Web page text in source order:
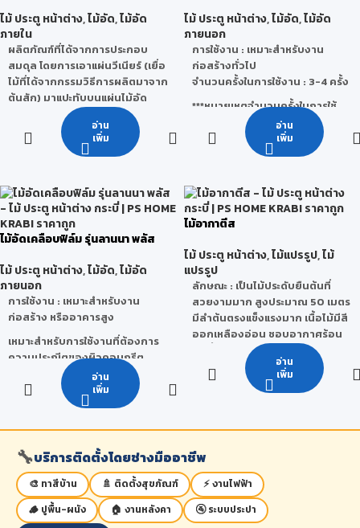
ทนทานต่อทุกสภาวะอากาศ
ป้องกันปลวก และแมลงกินไม้ทุก
ชนิด
ไม่มีส่วนผสมของแร่ใยหิน
ทำงานง่าย โดยสามารถใช้เครื่อง
มือไม้ทั่วไปในการทำงาน เช่น ตัด
เจาะ ขัดผิว ปาดมุม ฯลฯ
ประหยัดเวลา และค่าแรงก่อสร้าง
เป็นมิตรต่อสิ่งแวดล้อม เนื่องจาก
มลพิษทั้งระบบ
น้ำหนัก (กก./แผ่น) : 32 กก., 40
กก., 48 กก., 65 กก., 81 กก., 97
กก.
น้ำหนัก (กก./ตร.ม.) : 11.1 กก.,
13.9 กก., 16.7 กก., 22.6 กก.,
28.1 กก., 33.7 กก.
ขนาดพิเศษ : 122 x 244 cm. / 120
x 300 cm. หรือ ตามตกลงกับทาง
ขนาดพิเศษ (ความหนา) : 14
mm./15 mm./18 mm.
-มีลวดลายสีน้ำตาลที่สวยงาม
-ทนทานต่อการทะลุของไม้
- มีเส้นใยที่มีความต้านทานต่อแรง
ดึงสูง
ประโยชน์: ใช้ในการทำเฟอร์นิเจอร์
ทำไม้คิ้ว ไม้บัว วงกบประตู ทำบาน
ประตู ทำโต๊ะ เก้าอี้ รวมถึงยัง
สามารถนำมาทำเป็นงานตกแต่ง
ลักษณะการใช้งาน :
งานเฟอร์นิเจอร์ และงานตกแต่ง
คุณสมบัติ :มีผิวหน้าเรียบเหมาะกับ
การทำสี และปิดพื้นผิวต่างๆ
ไม้ ประตู หน้าต่าง,ไม้อัด,ไม้อัด
ภายใน
ผลิตภัณฑ์ที่ได้จากการประกอบ
สมดุล โดยการเอาแผ่นวีเนียร์ (เยื่อ
ไม้ที่ได้จากกรรมวิธีการผลิตมาจาก
ต้นสัก) มาแปะทับบนแผ่นไม้อัด
ลักษณะที่สำคัญคือ การจัดให้ไม้
บางแต่ละแผ่นมีแนวเสี้ยนขวางตั้ง
ฉากกัน เพื่อเพิ่มคุณสมบัติทาง
ที่สุด ด้วยคุณสมบัติพิเศษไม้อัดสัก
คือ ใช้กาว E2 ที่ปลอดภัยต่อ
สุขภาพ มาตรฐานยุโรป ไม้อัดสักมี
หลายลายให้เลือก
ลักษณะการใช้งาน : เหมาะสำหรับ
งานเฟอร์นิเจอร์ งานตกแต่งภายใน
บิวท์อิน ฯลฯ
อ่าน
เพิ่ม
ไม้ ประตู หน้าต่าง,ไม้อัด,ไม้อัด
ภายนอก
การใช้งาน : เหมาะสำหรับงาน
ก่อสร้างทั่วไป
จำนวนครั้งในการใช้งาน : 3-4 ครั้ง
***หมายเหตุจำนวนครั้งในการใช้
งานจริงนั้นสามารถเปลี่ยนแปลง
ได้ โดยขึ้นอยู่กับ สภาพแวดล้อม วิธี
ใช้งานของผู้ใช้ การเก็บรักษา และ
อ่าน
เพิ่ม
ไม้อัดเคลือบฟิล์ม รุ่นลานนา พลัส
ไม้ ประตู หน้าต่าง,ไม้อัด,ไม้อัด
ภายนอก
การใช้งาน : เหมาะสำหรับงาน
ก่อสร้าง หรืออาคารสูง
เหมาะสำหรับการใช้งานที่ต้องการ
ความประณีตของผิวคอนกรีต
เรียบสวยพิเศษ
จำนวนครั้งในการใช้งาน : 10-15
***หมายเหตุ จำนวนครั้งในการใช้
งานจริงนั้นสามารถเปลี่ยนแปลง
ได้ โดยขึ้นอยู่กับ สภาพแวดล้อม วิธี
ใช้งานของผู้ใช้ การเก็บรักษา และ
สภาวะอากาศ
อ่าน
เพิ่ม
ไม้อากาตีส
ไม้ ประตู หน้าต่าง,ไม้แปรรูป,ไม้
แปรรูป
ลักษณะ : เป็นไม้ประดับยืนต้นที่
สวยงามมาก สูงประมาณ 50 เมตร
มีลำต้นตรงแข็งแรงมาก เนื้อไม้มีสี
ออกเหลืองอ่อน ชอบอากาศร้อน
และชื้น มีถิ่นกำเนิด สันนิษฐานว่ามี
ถิ่นกำเนิดจากประเทศอินโดนีเซีย
: ไม้อกาตีสเป็นไม้เนื้อ
ประโยชน์: นิยมนำไม้อกาตีสมาทำ
กระทั่งเครื่องดนตรี เพราะเป็นไม้
ละเอียด ไม่เปลี่ยนรูปทรง ทนทาน
เป็นไม้ประดับภายในบ้าน
อ่าน
เพิ่ม
🔧บริการติดตั้งโดยช่างมืออาชีพ
🎨 ทาสีบ้าน 🚿 ติดตั้งสุขภัณฑ์
⚡ งานไฟฟ้า
🪵 ปูพื้น-ผนัง
🏠 งานหลังคา 🚰 ระบบประปา